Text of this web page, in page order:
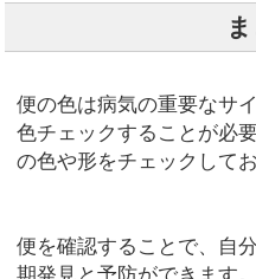
便の色は病気の重要なサ
色チェックすることが必
の色や形をチェックして
便を確認することで、自
期発見と予防ができます。